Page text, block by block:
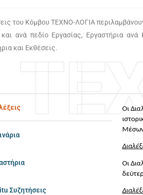
του Κόμβου ΤΕΧΝΟ-ΛΟΓΙΑ
ανά πεδίο Εργασίας, Εργαστήρια
και Εκθέσεις.
Συζητήσεις
Οι
Μέσων
Οι